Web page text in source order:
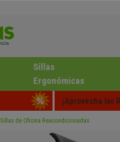
Sillas
Ergonómicas
¡Aprovecha las
Sillas de Oficina Reacondicionadas